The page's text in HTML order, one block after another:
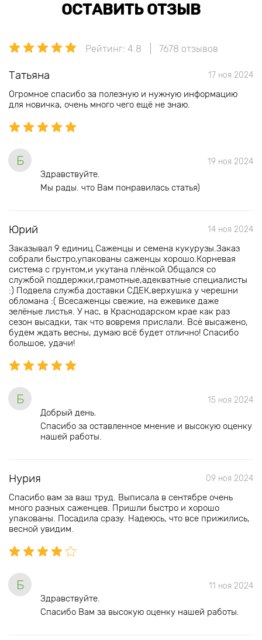
ОСТАВИТЬ ОТЗЫВ
Рейтинг: 4.8 7678 отзывов
Татьяна 17 ноя 2024
Огромное спасибо за полезную и нужную информацию
для новичка, очень много чего ещё не знаю.
Б 19 ноя 2024
Здравствуйте.
Мы рады. что Вам понравилась статья)
Юрий 14 ноя 2024
Заказывал 9 единиц.Саженцы и семена кукурузы.Заказ
собрали быстро,упакованы саженцы хорошо.Корневая
система с грунтом,и укутана плёнкой.Общался со
службой поддержки,грамотные,адекватные специалисты
:) Подвела служба доставки СДЕК,верхушка у черешни
обломана :( Всесаженцы свежие, на ежевике даже
зелёные листья. У нас, в Краснодарском крае как раз
сезон высадки, так что вовремя прислали. Всё высажено,
будем ждать весны, думаю всё будет отлично! Спасибо
большое, удачи!
Б 15 ноя 2024
Добрый день.
Спасибо за оставленное мнение и высокую оценку
нашей работы.
Нурия 09 ноя 2024
Спасибо вам за ваш труд. Выписала в сентябре очень
много разных саженцев. Пришли быстро и хорошо
упакованы. Посадила сразу. Надеюсь, что все прижились,
весной увидим.
Б 11 ноя 2024
Здравствуйте.
Спасибо Вам за высокую оценку нашей работы.